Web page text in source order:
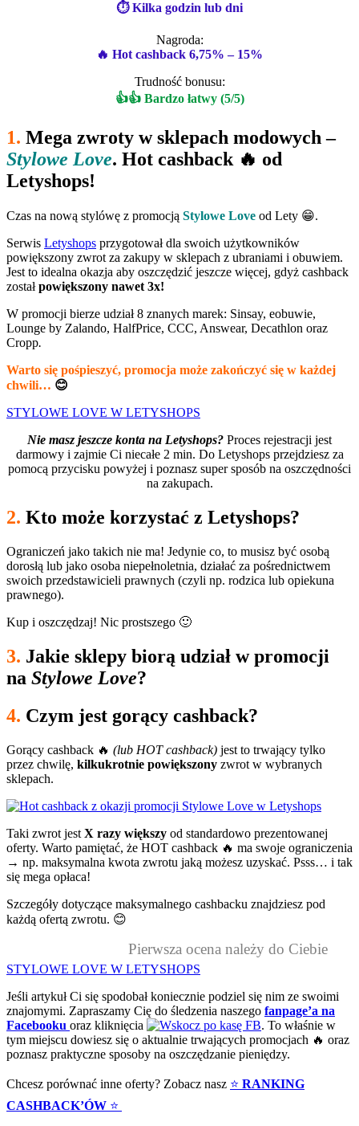
⏱ Kilka godzin lub dni
Nagroda:
🔥 Hot cashback 6,75% – 15%
Trudność bonusu:
👍👍 Bardzo łatwy (5/5)
1. Mega zwroty w sklepach modowych –
Stylowe Love. Hot cashback 🔥 od
Letyshops!
Czas na nową stylówę z promocją Stylowe Love od Lety 😁.
Serwis Letyshops przygotował dla swoich użytkowników
powiększony zwrot za zakupy w sklepach z ubraniami i obuwiem.
Jest to idealna okazja aby oszczędzić jeszcze więcej, gdyż cashback
zostałpowiększony nawet 3x!
W promocji bierze udział 8 znanych marek: Sinsay, eobuwie,
Lounge by Zalando, HalfPrice, CCC, Answear, Decathlon oraz
Cropp.
Warto się pośpieszyć, promocja może zakończyć się w każdej
chwili… 😊
STYLOWE LOVE W LETYSHOPS
Nie masz jeszcze konta na Letyshops? Proces rejestracji jest
darmowy i zajmie Ci niecałe 2 min. Do Letyshops przejdziesz za
pomocą przycisku powyżej i poznasz super sposób na oszczędności
na zakupach.
2. Kto może korzystać z Letyshops?
Ograniczeń jako takich nie ma! Jedynie co, to musisz być osobą
dorosłą lub jako osoba niepełnoletnia, działać za pośrednictwem
swoich przedstawicieli prawnych (czyli np. rodzica lub opiekuna
prawnego).
Kup i oszczędzaj! Nic prostszego 🙂
3. Jakie sklepy biorą udział w promocji
na Stylowe Love?
4. Czym jest gorący cashback?
Gorący cashback 🔥 (lub HOT cashback) jest to trwający tylko
przez chwilę, kilkukrotnie powiększony zwrot w wybranych
sklepach.
Taki zwrot jest X razy większy od standardowo prezentowanej
oferty. Warto pamiętać, że HOT cashback 🔥 ma swoje ograniczenia
→ np. maksymalna kwota zwrotu jaką możesz uzyskać. Psss… i tak
się mega opłaca!
Szczegóły dotyczące maksymalnego cashbacku znajdziesz pod
każdą ofertą zwrotu. 😊
Pierwsza ocena należy do Ciebie
STYLOWE LOVE W LETYSHOPS
Jeśli artykuł Ci się spodobał koniecznie podziel się nim ze swoimi
znajomymi. Zapraszamy Cię do śledzenia naszego fanpage’a na
Facebooku oraz kliknięcia
. To właśnie w
tym miejscu dowiesz się o aktualnie trwających promocjach 🔥 oraz
poznasz praktyczne sposoby na oszczędzanie pieniędzy.
Chcesz porównać inne oferty? Zobacz nasz ⭐ RANKING
CASHBACK’ÓW ⭐